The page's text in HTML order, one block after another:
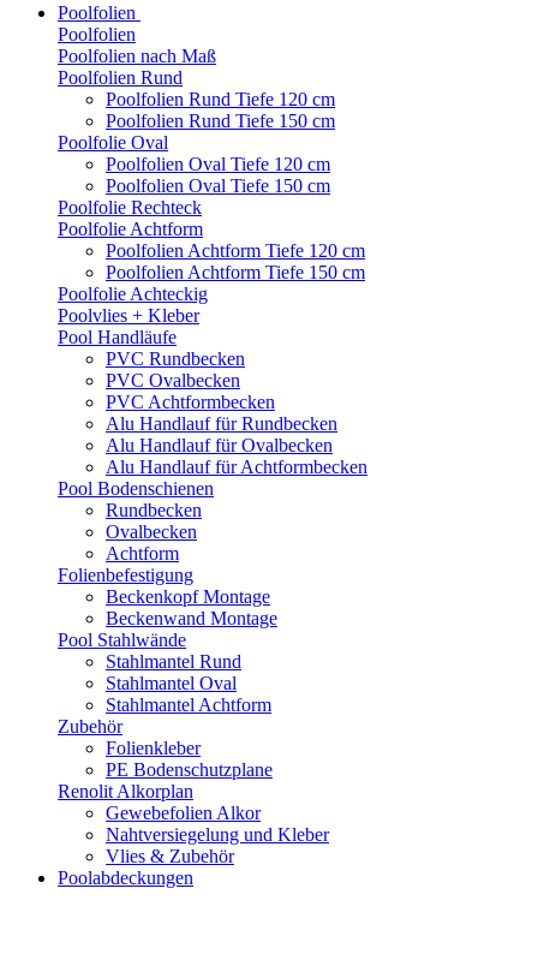
Poolfolien
Poolfolien
Poolfolien nach Maß
Poolfolien Rund
Poolfolien Rund Tiefe 120 cm
Poolfolien Rund Tiefe 150 cm
Poolfolie Oval
Poolfolien Oval Tiefe 120 cm
Poolfolien Oval Tiefe 150 cm
Poolfolie Rechteck
Poolfolie Achtform
Poolfolien Achtform Tiefe 120 cm
Poolfolien Achtform Tiefe 150 cm
Poolfolie Achteckig
Poolvlies + Kleber
Pool Handläufe
PVC Rundbecken
PVC Ovalbecken
PVC Achtformbecken
Alu Handlauf für Rundbecken
Alu Handlauf für Ovalbecken
Alu Handlauf für Achtformbecken
Pool Bodenschienen
Rundbecken
Ovalbecken
Achtform
Folienbefestigung
Beckenkopf Montage
Beckenwand Montage
Pool Stahlwände
Stahlmantel Rund
Stahlmantel Oval
Stahlmantel Achtform
Zubehör
Folienkleber
PE Bodenschutzplane
Renolit Alkorplan
Gewebefolien Alkor
Nahtversiegelung und Kleber
Vlies & Zubehör
Poolabdeckungen